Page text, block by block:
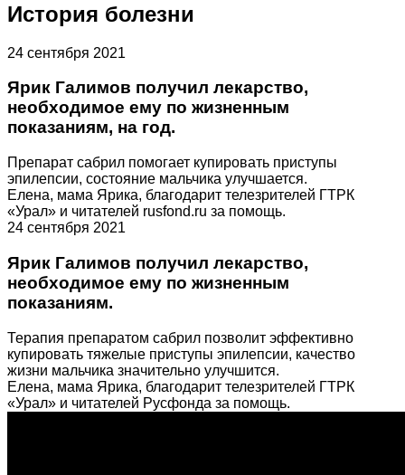
История болезни
24 сентября 2021
Ярик Галимов получил лекарство,
необходимое ему по жизненным
показаниям, на год.
Препарат сабрил помогает купировать приступы
эпилепсии, состояние мальчика улучшается.
Елена, мама Ярика, благодарит телезрителей ГТРК
«Урал» и читателей rusfond.ru за помощь.
24 сентября 2021
Ярик Галимов получил лекарство,
необходимое ему по жизненным
показаниям.
Терапия препаратом сабрил позволит эффективно
купировать тяжелые приступы эпилепсии, качество
жизни мальчика значительно улучшится.
Елена, мама Ярика, благодарит телезрителей ГТРК
«Урал» и читателей Русфонда за помощь.